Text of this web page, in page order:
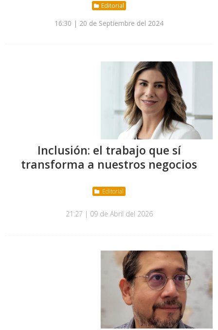
Editorial
16:30 | 20 de Septiembre del 2024
Inclusión: el trabajo que sí
transforma a nuestros negocios
Editorial
21:27 | 09 de Abril del 2026